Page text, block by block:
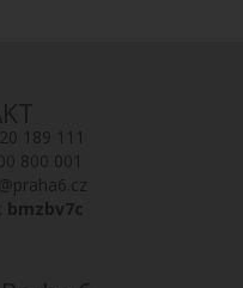
189 111
800 001
bmzbv7c